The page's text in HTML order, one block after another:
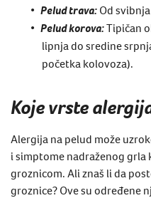
Pelud trava: Od
Pelud korova:Tipičan
lipnja do sredine
početka kolovoza).
Koje vrste
Alergija na pelud može
i simptome nadraženog grla
groznicom. Ali znaš li da
groznice? Ove su određene